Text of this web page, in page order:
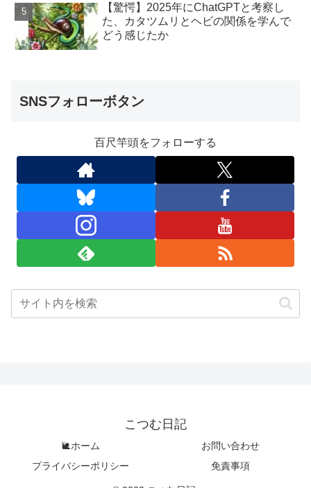
【驚愕】2025年にChatGPTと考察し
た、カタツムリとヘビの関係を学んで
どう感じたか
SNSフォローボタン
百尺竿頭をフォローする
こつむ日記
🐌ホーム
お問い合わせ
プライバシーポリシー
免責事項